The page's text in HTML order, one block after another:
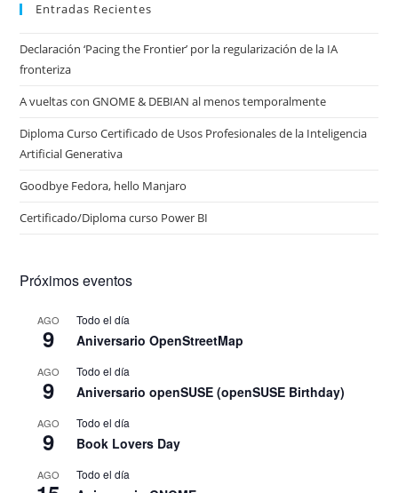
Entradas Recientes
Declaración ‘Pacing the Frontier’ por la regularización de la IA
fronteriza
A vueltas con GNOME & DEBIAN al menos temporalmente
Diploma Curso Certificado de Usos Profesionales de la Inteligencia
Artificial Generativa
Goodbye Fedora, hello Manjaro
Certificado/Diploma curso Power BI
Próximos eventos
AGO
9
Todo el día
Aniversario OpenStreetMap
AGO
9
Todo el día
Aniversario openSUSE (openSUSE Birthday)
AGO
9
Todo el día
Book Lovers Day
AGO Todo el día